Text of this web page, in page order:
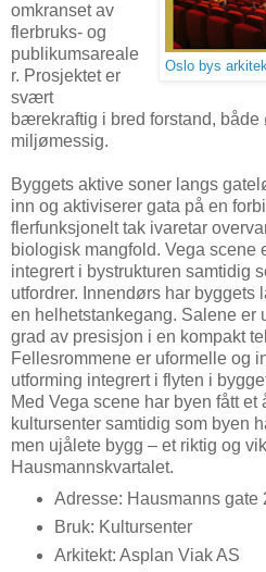
Oslo bys
omkranset av
flerbruks- og
publikumsareale
r. Prosjektet er
svært
bærekraftig i bred forstand,
miljømessig.
Byggets aktive soner langs
inn og aktiviserer gata på en
flerfunksjonelt tak ivaretar
biologisk mangfold. Vega scene
integrert i bystrukturen samtidig
utfordrer. Innendørs har byggets
en helhetstankegang. Salene er
grad av presisjon i en kompakt
Fellesrommene er uformelle og
utforming integrert i flyten i
Med Vega scene har byen fått
kultursenter samtidig som byen
men ujålete bygg – et riktig og
Hausmannskvartalet.
Adresse: Hausmanns gate
Bruk: Kultursenter
Arkitekt: Asplan Viak AS